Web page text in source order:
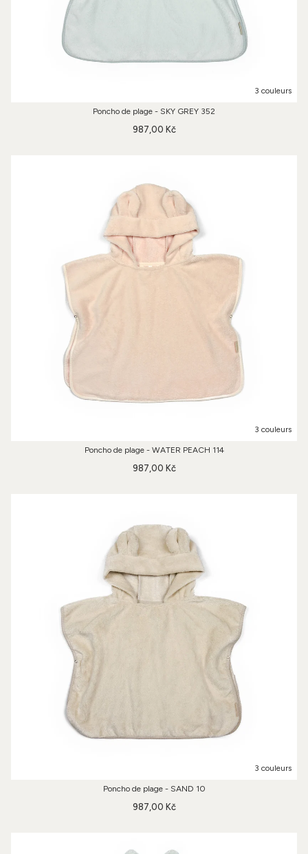
3 couleurs
Poncho de plage - SKY GREY 352
987,00 Kč
3 couleurs
Poncho de plage - WATER PEACH 114
987,00 Kč
3 couleurs
Poncho de plage - SAND 10
987,00 Kč